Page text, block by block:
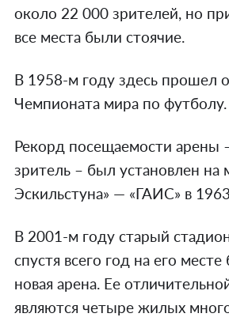
около 22 000 зрителей, но
все места были стоячие.
В 1958-м году здесь прошел
Чемпионата мира по футболу.
Рекорд посещаемости арены
зритель – был установлен
Эскильстуна» — «ГАИС» в
В 2001-м году старый
спустя всего год на его
новая арена. Ее
являются четыре жилых